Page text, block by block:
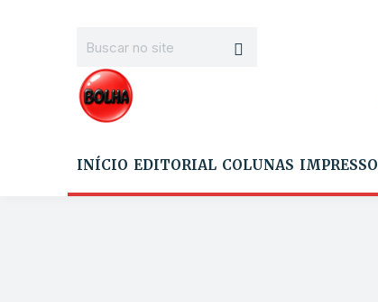
INÍCIO EDITORIAL COLUNAS IMPRESSO